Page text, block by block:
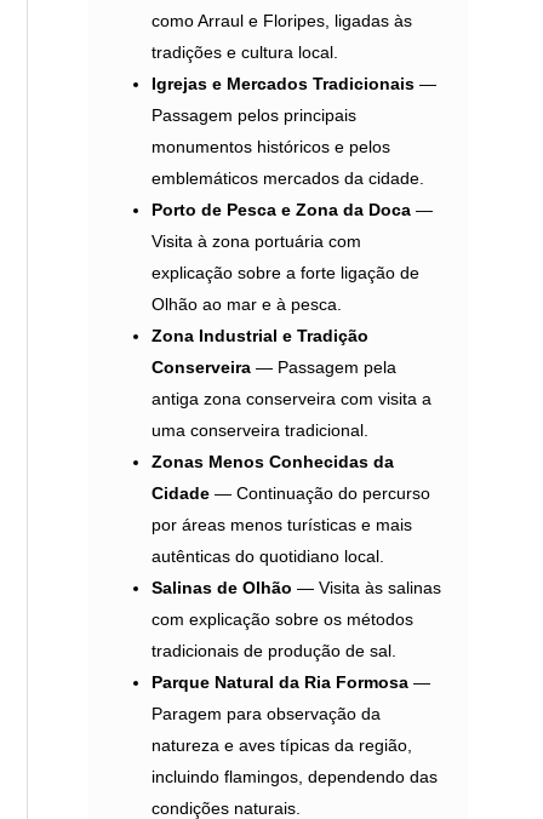
como Arraul e Floripes, ligadas às
tradições e cultura local.
Igrejas e Mercados Tradicionais —
Passagem pelos principais
monumentos históricos e pelos
emblemáticos mercados da cidade.
Porto de Pesca e Zona da Doca —
Visita à zona portuária com
explicação sobre a forte ligação de
Olhão ao mar e à pesca.
Zona Industrial e Tradição
Conserveira — Passagem pela
antiga zona conserveira com visita a
uma conserveira tradicional.
Zonas Menos Conhecidas da
Cidade — Continuação do percurso
por áreas menos turísticas e mais
autênticas do quotidiano local.
Salinas de Olhão — Visita às salinas
com explicação sobre os métodos
tradicionais de produção de sal.
Parque Natural da Ria Formosa —
Paragem para observação da
natureza e aves típicas da região,
incluindo flamingos, dependendo das
condições naturais.